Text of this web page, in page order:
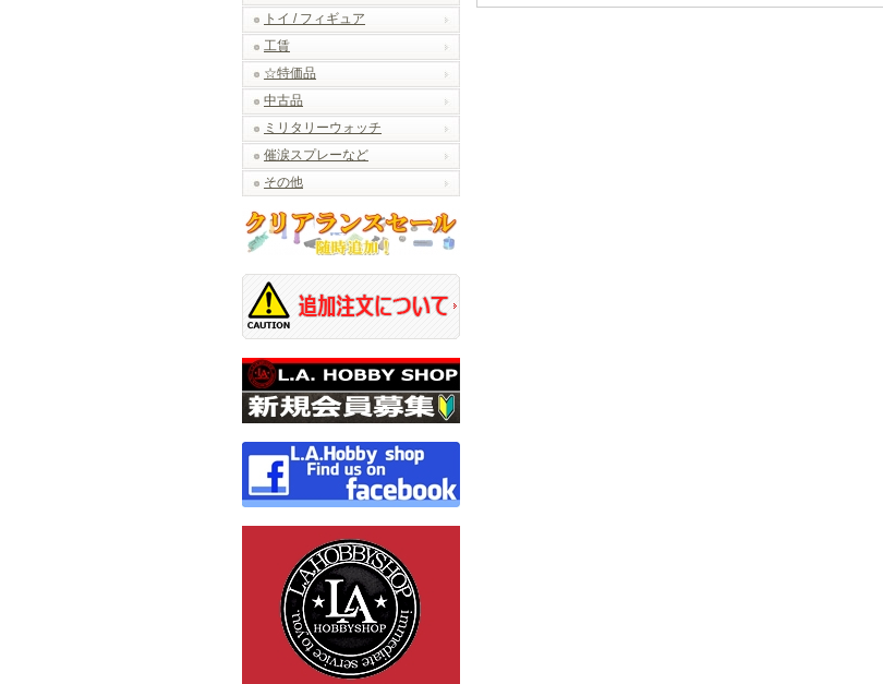
トイ / フィギュア
工賃
☆特価品
中古品
ミリタリーウォッチ
催涙スプレーなど
その他